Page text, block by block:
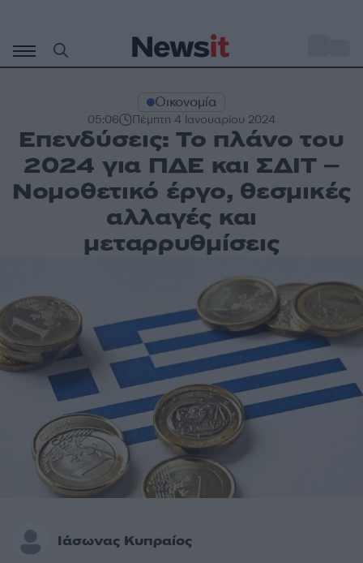
περιεχόμενο
Οικονομία
05:06 Πέμπτη 4 Ιανουαρίου 2024
Επενδύσεις: Το πλάνο του
2024 για ΠΔΕ και ΣΔΙΤ –
Νομοθετικό έργο, θεσμικές
αλλαγές και
μεταρρυθμίσεις
Ιάσωνας Κυπραίος